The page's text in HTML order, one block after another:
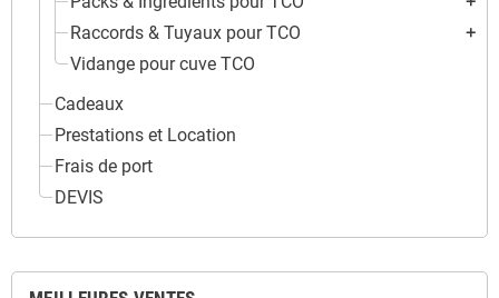
Raccords & Tuyaux pour TCO add
Vidange pour cuve TCO
Cadeaux
Prestations et Location
Frais de port
DEVIS